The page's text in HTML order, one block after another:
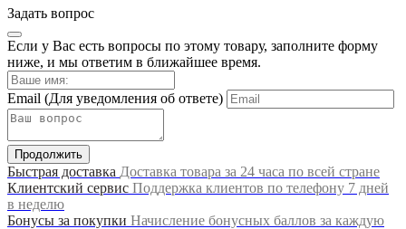
Задать вопрос
Если у Вас есть вопросы по этому товару, заполните форму
ниже, и мы ответим в ближайшее время.
Email (Для уведомления об ответе)
Продолжить
Быстрая доставка Доставка товара за 24 часа по всей стране
Клиентский сервис Поддержка клиентов по телефону 7 дней
в неделю
Бонусы за покупки Начисление бонусных баллов за каждую